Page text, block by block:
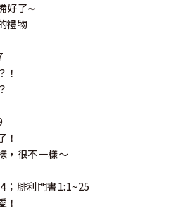
好了∼
禮物
很不一樣～
；腓利門書1:1~25